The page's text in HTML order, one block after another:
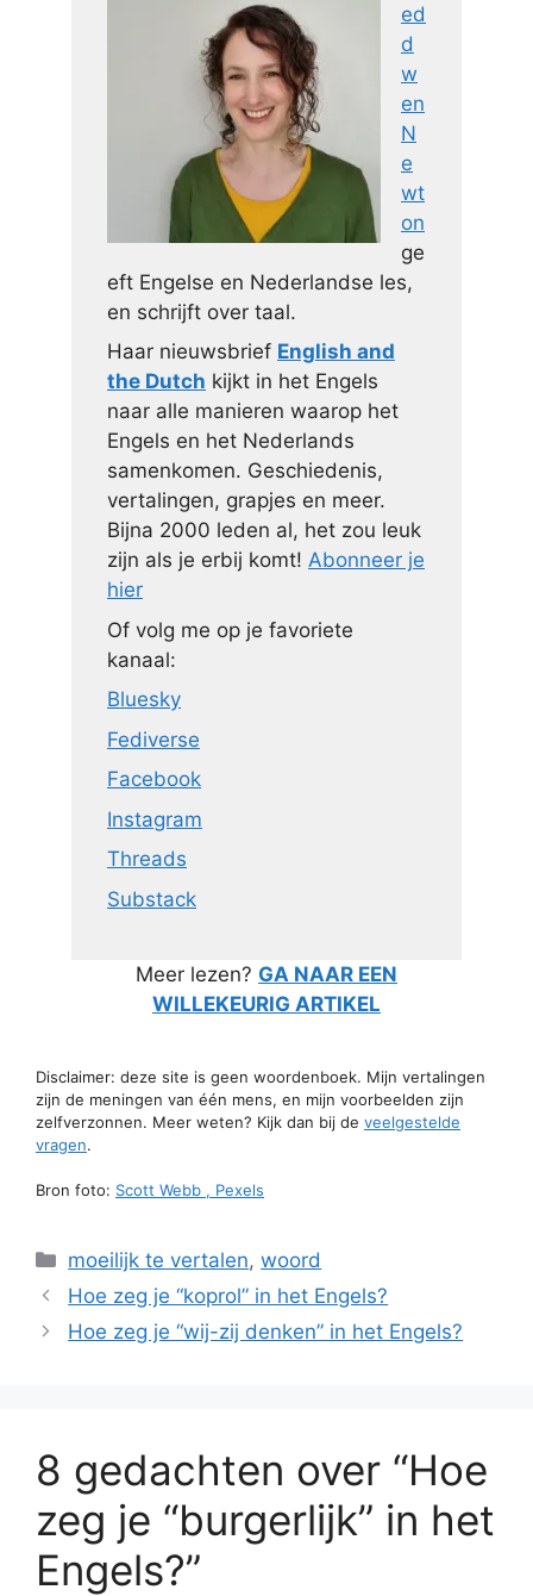
ed
d
w
en
N
e
wt
on
ge
eft Engelse en Nederlandse les,
en schrijft over taal.
Haar nieuwsbrief English and
the Dutch kijkt in het Engels
naar alle manieren waarop het
Engels en het Nederlands
samenkomen. Geschiedenis,
vertalingen, grapjes en meer.
Bijna 2000 leden al, het zou leuk
zijn als je erbij komt! Abonneer je
hier
Of volg me op je favoriete
kanaal:
Bluesky
Fediverse
Facebook
Instagram
Threads
Substack
Meer lezen? GA NAAR EEN
WILLEKEURIG ARTIKEL
Disclaimer: deze site is geen woordenboek. Mijn vertalingen
zijn de meningen van één mens, en mijn voorbeelden zijn
zelfverzonnen. Meer weten? Kijk dan bij de veelgestelde
vragen.
Bron foto: Scott Webb , Pexels
Categorieën
moeilijk te vertalen,woord
Hoe zeg je “koprol” in het Engels?
Hoe zeg je “wij-zij denken” in het Engels?
8 gedachten over “Hoe
zeg je “burgerlijk” in het
Engels?”